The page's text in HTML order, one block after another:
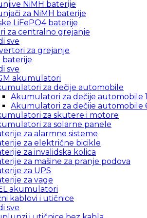
NiMH baterije
za NiMH baterije
LiFePO4 baterije
za centralno grejanje
sve
za grejanje
baterije
sve
akumulatori
za dečije automobile
Akumulatori za dečije automobile
Akumulatori za dečije automobile
za skutere i motore
za solarne panele
za alarmne sisteme
za električne bicikle
za invalidska kolica
za mašine za pranje podova
za UPS
za vage
akumulatori
kablovi i utičnice
sve